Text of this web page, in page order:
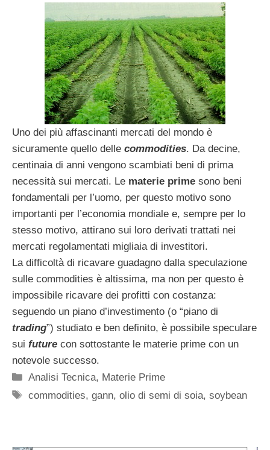
Uno dei più affascinanti mercati del mondo è
sicuramente quello delle commodities. Da decine,
centinaia di anni vengono scambiati beni di prima
necessità sui mercati. Le materie prime sono beni
fondamentali per l’uomo, per questo motivo sono
importanti per l’economia mondiale e, sempre per lo
stesso motivo, attirano sui loro derivati trattati nei
mercati regolamentati migliaia di investitori.
La difficoltà di ricavare guadagno dalla speculazione
sulle commodities è altissima, ma non per questo è
impossibile ricavare dei profitti con costanza:
seguendo un piano d’investimento (o “piano di
trading”) studiato e ben definito, è possibile speculare
sui future con sottostante le materie prime con un
notevole successo.
Categorie
Analisi Tecnica, Materie Prime
Tag
commodities,gann,olio di semi di soia,soybean